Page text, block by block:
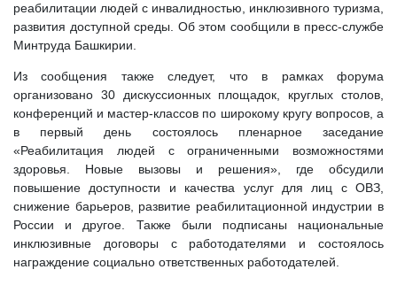
реабилитации людей с инвалидностью, инклюзивного туризма,
развития доступной среды. Об этом сообщили в пресс-службе
Минтруда Башкирии.
Из сообщения также следует, что в рамках форума
организовано 30 дискуссионных площадок, круглых столов,
конференций и мастер-классов по широкому кругу вопросов, а
в первый день состоялось пленарное заседание
«Реабилитация людей с ограниченными возможностями
здоровья. Новые вызовы и решения», где обсудили
повышение доступности и качества услуг для лиц с ОВЗ,
снижение барьеров, развитие реабилитационной индустрии в
России и другое. Также были подписаны национальные
инклюзивные договоры с работодателями и состоялось
награждение социально ответственных работодателей.